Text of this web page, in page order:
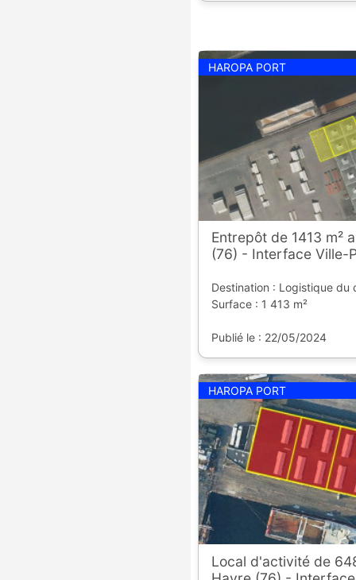
HAROPA PORT
Entrepôt de 1413 m²
(76) - Interface Ville-
Destination : Logistique du
Surface : 1 413 m²
Publié le : 22/05/2024
HAROPA PORT
Local d'activité de